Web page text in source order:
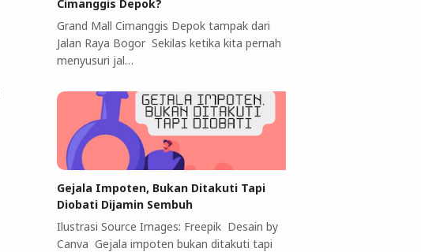
Cimanggis Depok?
Grand Mall Cimanggis Depok tampak dari
Jalan Raya Bogor Sekilas ketika kita pernah
menyusuri jal…
Gejala Impoten, Bukan Ditakuti Tapi
Diobati Dijamin Sembuh
Ilustrasi Source Images: Freepik Desain by
Canva Gejala impoten bukan ditakuti tapi